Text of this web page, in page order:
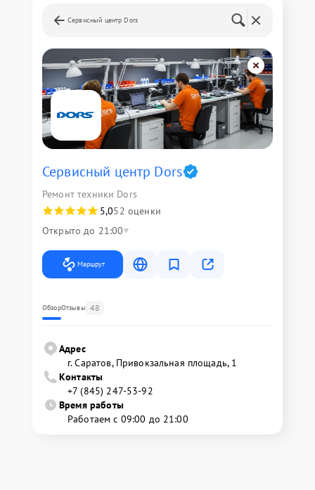
Сервисный центр Dors
Сервисный центр Dors
Ремонт техники Dors
5,052 оценки
Открыто до 21:00
Маршрут
ОбзорОтзывы 48
Адрес
г. Саратов, Привокзальная площадь, 1
Контакты
+7 (845) 247-53-92
Время работы
Работаем с 09:00 до 21:00